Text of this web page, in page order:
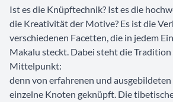
Ist es die Knüpftechnik? Ist es die
die Kreativität der Motive? Es ist die
verschiedenen Facetten, die in jedem
Makalu steckt. Dabei steht die
Mittelpunkt:
denn von erfahrenen und
einzelne Knoten geknüpft. Die